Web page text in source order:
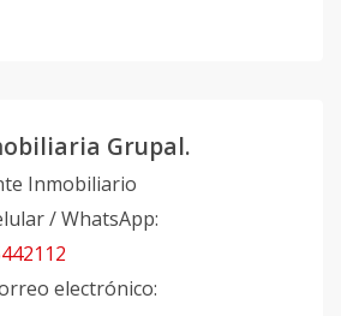
Grupal.
Inmobiliario
/ WhatsApp:
electrónico: